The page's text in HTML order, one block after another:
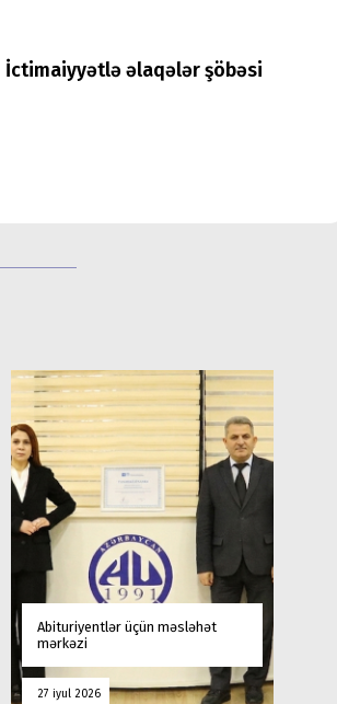
İctimaiyyətlə əlaqələr şöbəsi
Abituriyentlər üçün məsləhət
mərkəzi
27 iyul 2026